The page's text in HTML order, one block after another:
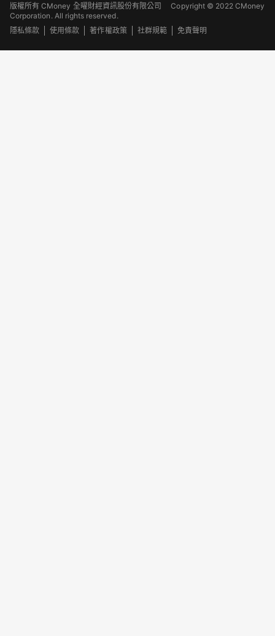
版權所有 CMoney 全曜財經資訊股份有限公司Copyright © 2022 CMoney
Corporation. All rights reserved.
隱私條款
使用條款 著作權政策 社群規範 免責聲明